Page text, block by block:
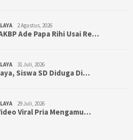
2 Agustus, 2026
Ade Papa Rihi Usai Re…
31 Juli, 2026
Siswa SD Diduga Di…
29 Juli, 2026
Viral Pria Mengamu…